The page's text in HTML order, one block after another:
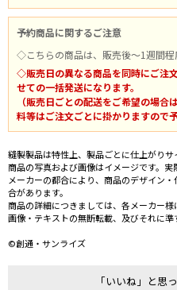
予約商品に関するご注意
◇こちらの商品は、販売後～1週間程
◇販売日の異なる商品を同時にご注
せての一括発送になります。
（販売日ごとの配送をご希望の場
料等はご注文ごとに掛かりますので
縫製製品は特性上、製品ごとに仕上がりサ
商品の写真および画像はイメージです。実
メーカーの都合により、商品のデザイン
合があります。
商品の詳細につきましては、各メーカー様
画像・テキストの無断転載、及びそれに準
©創通・サンライズ
「いいね」と思